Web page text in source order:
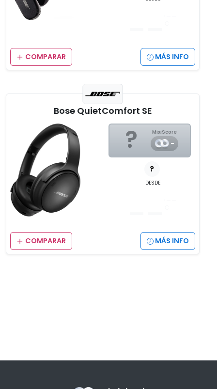
COMPARAR MÁS INFO
Bose QuietComfort SE
? MixiScore
-
?
DESDE
COMPARAR MÁS INFO